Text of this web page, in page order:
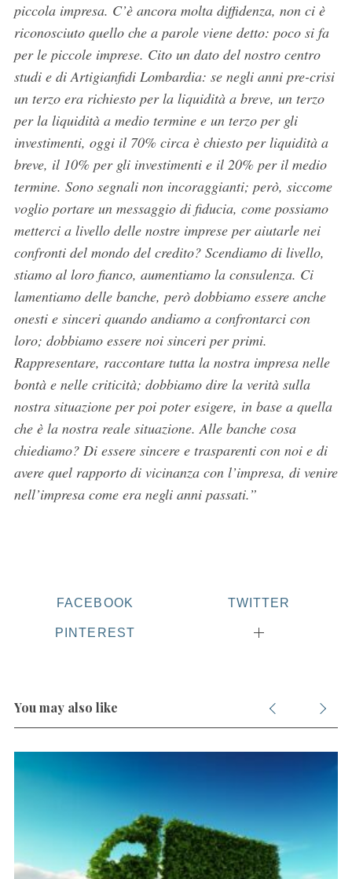
piccola impresa. C’è ancora molta diffidenza, non ci è
riconosciuto quello che a parole viene detto: poco si fa
per le piccole imprese. Cito un dato del nostro centro
studi e di Artigianfidi Lombardia: se negli anni pre-crisi
un terzo era richiesto per la liquidità a breve, un terzo
per la liquidità a medio termine e un terzo per gli
investimenti, oggi il 70% circa è chiesto per liquidità a
breve, il 10% per gli investimenti e il 20% per il medio
termine. Sono segnali non incoraggianti; però, siccome
voglio portare un messaggio di fiducia, come possiamo
metterci a livello delle nostre imprese per aiutarle nei
confronti del mondo del credito? Scendiamo di livello,
stiamo al loro fianco, aumentiamo la consulenza. Ci
lamentiamo delle banche, però dobbiamo essere anche
onesti e sinceri quando andiamo a confrontarci con
loro; dobbiamo essere noi sinceri per primi.
Rappresentare, raccontare tutta la nostra impresa nelle
bontà e nelle criticità; dobbiamo dire la verità sulla
nostra situazione per poi poter esigere, in base a quella
che è la nostra reale situazione. Alle banche cosa
chiediamo? Di essere sincere e trasparenti con noi e di
avere quel rapporto di vicinanza con l’impresa, di venire
nell’impresa come era negli anni passati.”
FACEBOOK TWITTER
PINTEREST
You may also like